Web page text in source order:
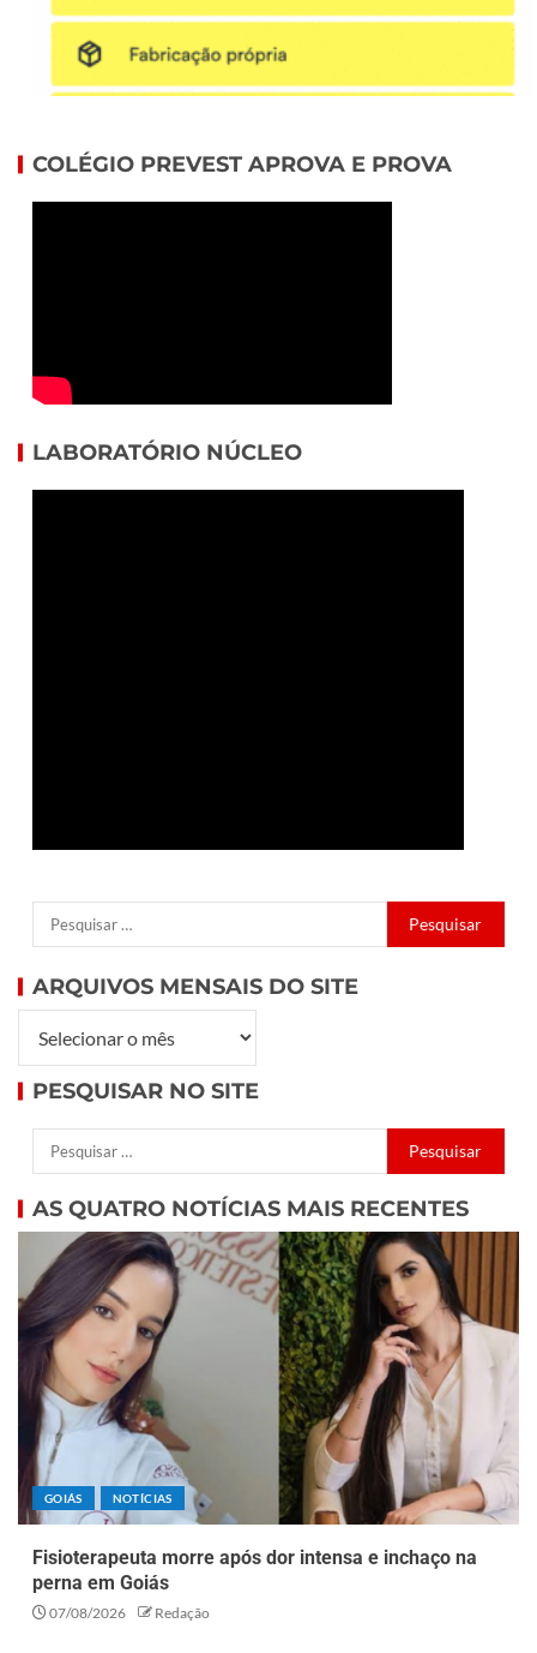
COLÉGIO PREVEST APROVA E PROVA
LABORATÓRIO NÚCLEO
ARQUIVOS MENSAIS DO SITE
PESQUISAR NO SITE
AS QUATRO NOTÍCIAS MAIS RECENTES
GOIÁS NOTÍCIAS
Fisioterapeuta morre após dor intensa e inchaço na
perna em Goiás
07/08/2026 Redação